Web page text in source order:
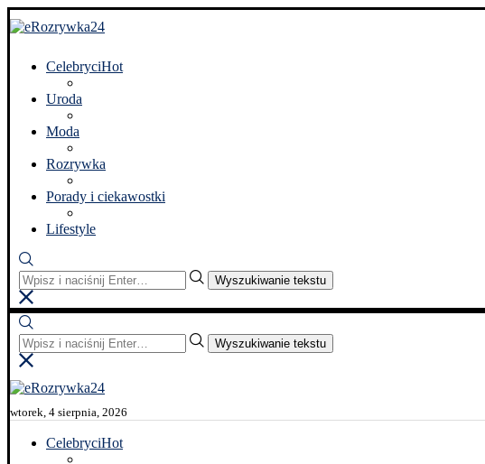
CelebryciHot
Uroda
Moda
Rozrywka
Porady i ciekawostki
Lifestyle
Wyszukiwanie tekstu
Wyszukiwanie tekstu
wtorek, 4 sierpnia, 2026
CelebryciHot